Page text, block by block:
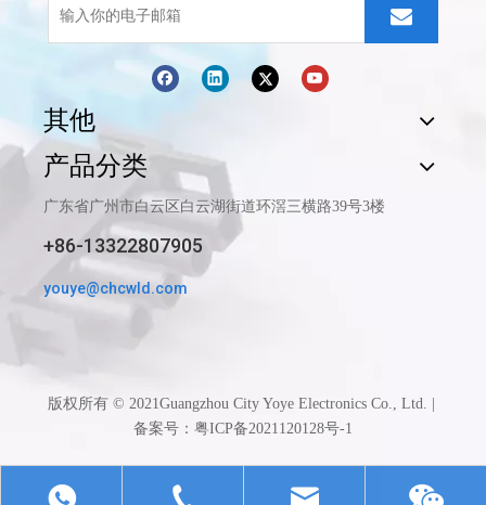
其他
产品分类
广东省广州市白云区白云湖街道环滘三横路39号3楼
+86-13322807905
youye@chcwld.com
版权所有 © 2021Guangzhou City Yoye Electronics Co., Ltd. |
备案号：粤ICP备2021120128号-1